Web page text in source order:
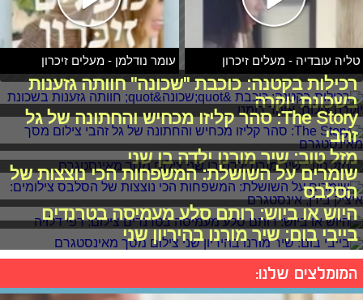
טליה עובדיה - מעלים זיכרון עומר נודלמן - מעלים זיכרון
רכילות בקטנה: כוכבת "שכונה" חוותה גזענות
בשכונת יוקרה
The Story: סהר קליזו מכחיש והחתונה של גל
זהבי
מזל טוב: שיר מורנו ילדה בן שני
שומרים על השושלת: המשפחות הכי נוצצות של
הסלבס
היוש או ביוש: רותם סלע מעמיסה בטרנדים
בייבי בום: שיר מורנו בהיריון שני
המומלצים שלנו: